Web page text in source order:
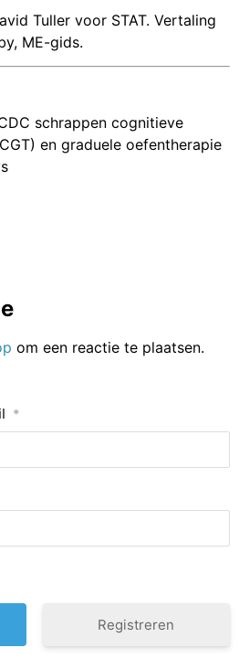
Tuller voor STAT. Vertaling
ME-gids.
schrappen cognitieve
en graduele oefentherapie
om een reactie te plaatsen.
*
Registreren